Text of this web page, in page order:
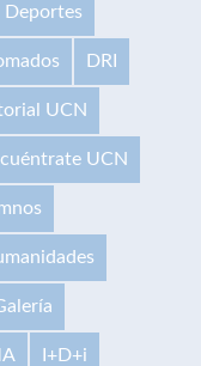
Deportes
DRI
UCN
UCN
I+D+i